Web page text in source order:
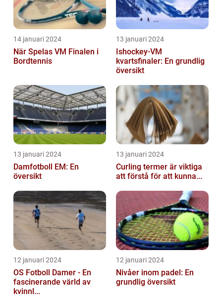
14 januari 2024
När Spelas VM Finalen i
Bordtennis
13 januari 2024
Ishockey-VM
kvartsfinaler: En grundlig
översikt
13 januari 2024
Damfotboll EM: En
översikt
13 januari 2024
Curling termer är viktiga
att förstå för att kunna...
12 januari 2024
OS Fotboll Damer - En
fascinerande värld av
kvinnl...
12 januari 2024
Nivåer inom padel: En
grundlig översikt